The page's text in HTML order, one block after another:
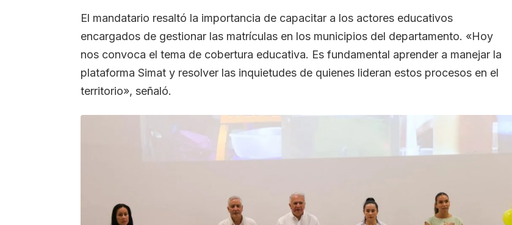
El mandatario resaltó la importancia de capacitar a los actores educativos
encargados de gestionar las matrículas en los municipios del departamento. «Hoy
nos convoca el tema de cobertura educativa. Es fundamental aprender a manejar la
plataforma Simat y resolver las inquietudes de quienes lideran estos procesos en el
territorio», señaló.